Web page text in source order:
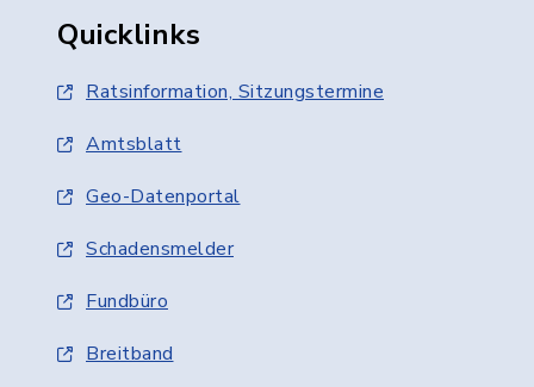
Quicklinks
Ratsinformation, Sitzungstermine
Amtsblatt
Geo-Datenportal
Schadensmelder
Fundbüro
Breitband